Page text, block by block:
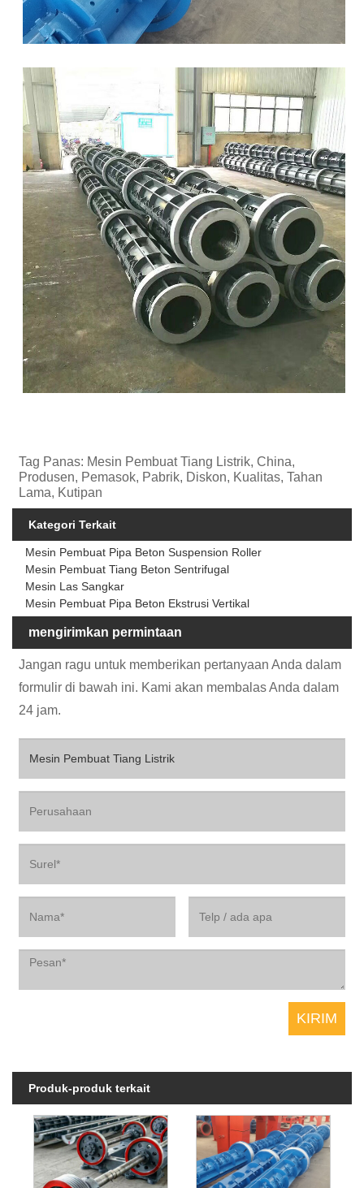
Tag Panas: Mesin Pembuat Tiang Listrik, China,
Produsen, Pemasok, Pabrik, Diskon, Kualitas, Tahan
Lama, Kutipan
Kategori Terkait
Mesin Pembuat Pipa Beton Suspension Roller
Mesin Pembuat Tiang Beton Sentrifugal
Mesin Las Sangkar
Mesin Pembuat Pipa Beton Ekstrusi Vertikal
mengirimkan permintaan
Jangan ragu untuk memberikan pertanyaan Anda dalam
formulir di bawah ini. Kami akan membalas Anda dalam
24 jam.
Produk-produk terkait